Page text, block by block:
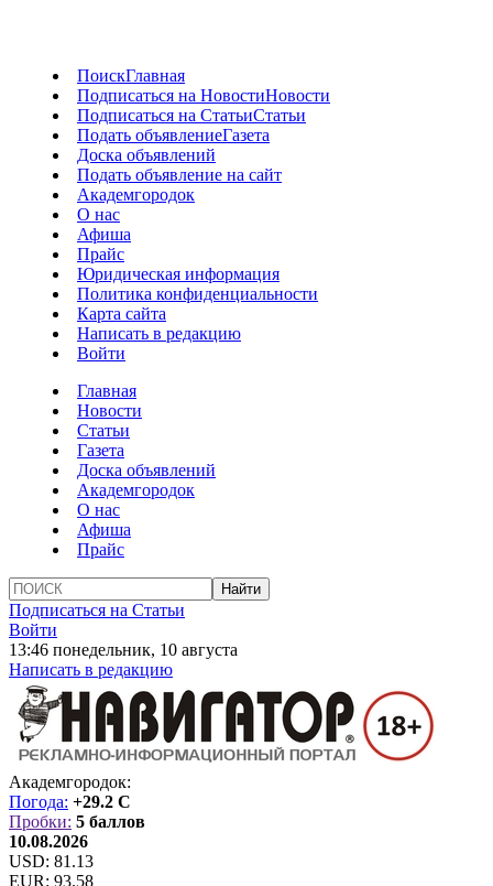
ПоискГлавная
Подписаться на НовостиНовости
Подписаться на СтатьиСтатьи
Подать объявлениеГазета
Доска объявлений
Подать объявление на сайт
Академгородок
О нас
Афиша
Прайс
Юридическая информация
Политика конфиденциальности
Карта сайта
Написать в редакцию
Войти
Главная
Новости
Статьи
Газета
Доска объявлений
Академгородок
О нас
Афиша
Прайс
Подписаться на Статьи
Войти
13:46 понедельник, 10 августа
Написать в редакцию
Академгородок:
Погода: +29.2 C
Пробки: 5 баллов
10.08.2026
USD: 81.13
EUR: 93.58